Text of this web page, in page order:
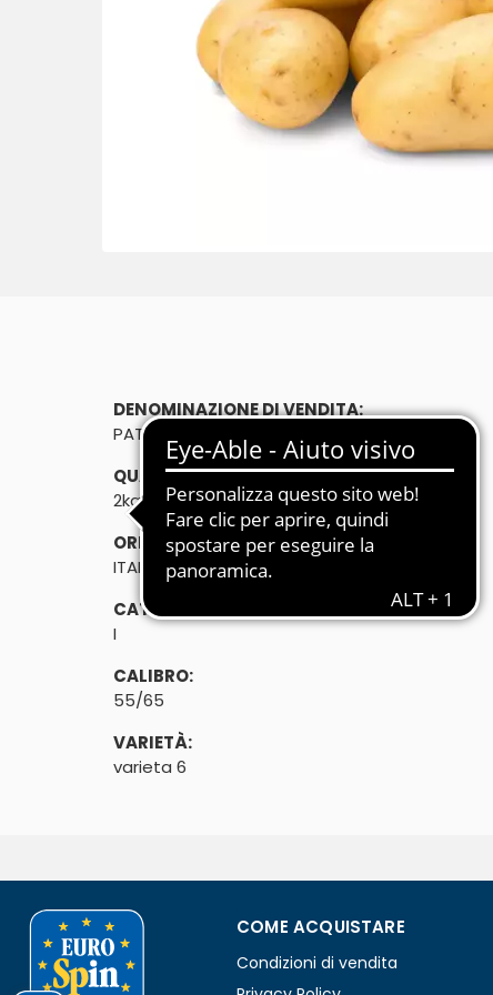
DENOMINAZIONE DI VENDITA:
PATATE SELENIO 2kg
QUANTITÀ:
2kg
ORIGINE:
ITALIA
CATEGORIA:
I
CALIBRO:
55/65
VARIETÀ:
varieta 6
COME ACQUISTARE
Condizioni di vendita